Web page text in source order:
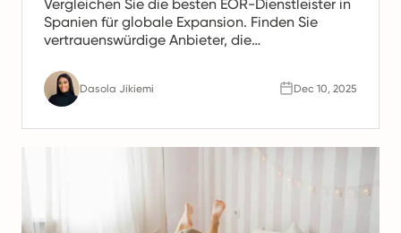
Vergleichen Sie die besten EOR-Dienstleister in
Spanien für globale Expansion. Finden Sie
vertrauenswürdige Anbieter, die
Unterstützung für spanische Teams anbieten.
Dasola Jikiemi Dec 10, 2025